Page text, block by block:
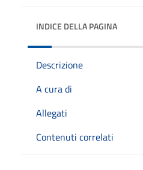
INDICE DELLA PAGINA
Descrizione
A cura di
Allegati
Contenuti correlati